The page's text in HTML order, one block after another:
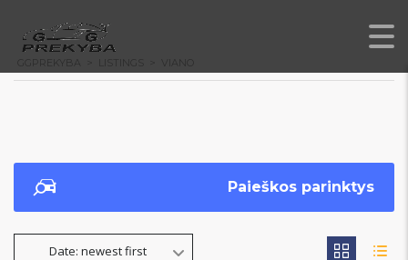
GGPREKYBA LISTINGS VIANO
Paieškos parinktys
Date: newest first